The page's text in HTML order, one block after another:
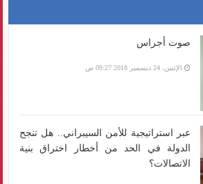
صوت أجراس
الإثنين، 24 ديسمبر 2018 09:27 ص
عبر استراتيجية للأمن السيبراني.. هل تنجح
الدولة في الحد من أخطار اختراق بنية
الاتصالات؟